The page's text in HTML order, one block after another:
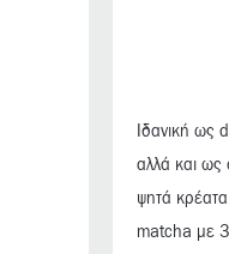
Ιδανική ως
αλλά και ως
ψητά
matcha με 3